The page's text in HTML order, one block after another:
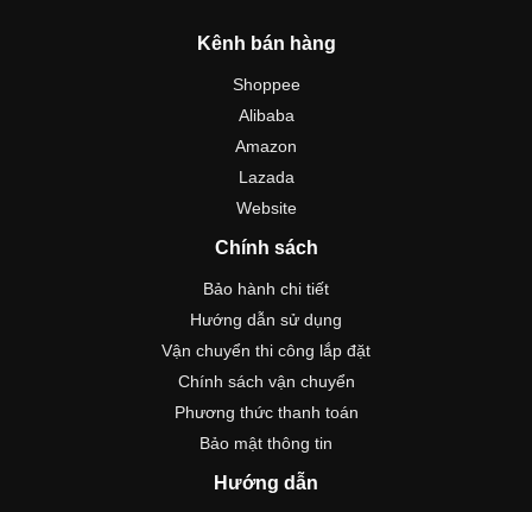
Kênh bán hàng
Shoppee
Alibaba
Amazon
Lazada
Website
Chính sách
Bảo hành chi tiết
Hướng dẫn sử dụng
Vận chuyển thi công lắp đặt
Chính sách vận chuyển
Phương thức thanh toán
Bảo mật thông tin
Hướng dẫn